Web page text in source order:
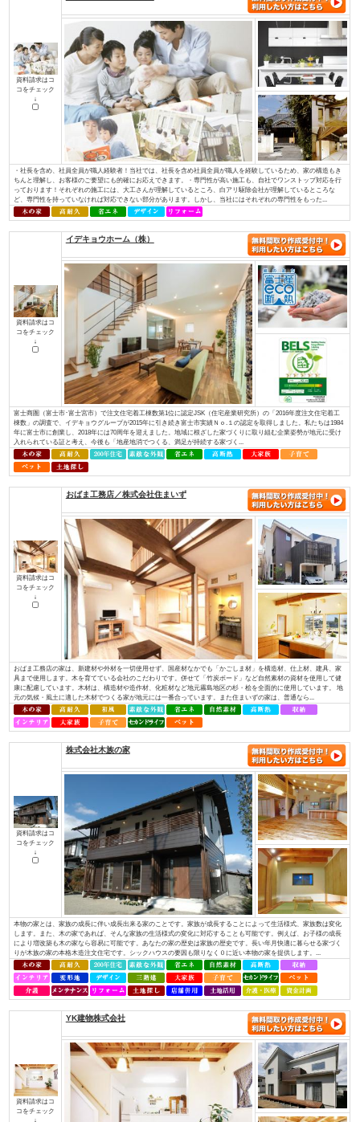
資料請求はコ
コをチェック
私たちが家づくりを通して、最もお客様のお役に立てることを考えた末に
モミの木の床材は、季節を問わず家全体の湿度を一定に調整し、素足で過
りを感じられます。空気をきれいにするだけでなく、モミの木の天然成分
コをチェック
株式会社 伊庭工務店
ほんとうに安心して暮らせる住まいとは何でしょうか？子供たちに豊かな
か？ 私たちは“家”という観点で考えました。 例えば、耐震性を考えたと
ある豊富な良い木材を 先進の技術で加工し、住む方の安全の為にその木材
る。 日...
資料請求はコ
コをチェック
↓
（株）アットホーム四国
・社長を含め、社員全員が職人経験者！当社では、社長を含め社員全員が
ちんと理解し、お客様のご要望にも的確にお応えできます。・専門性が高
っております！それぞれの施工には、大工さんが理解しているところ、白
ど、専門性を持っていなければ対応できない部分があります。しかし、当